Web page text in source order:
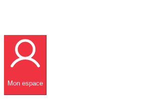
Mon espace